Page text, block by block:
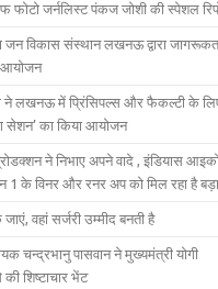
जर्नलिस्ट पंकज जोशी की स्पेशल
जन विकास संस्थान लखनऊ द्वारा
आयोजन
ने लखनऊ में प्रिंसिपल्स और फैकल्टी के
सेशन’ का किया आयोजन
ने निभाए अपने वादे , इंडियास
1 के विनर और रनर अप को मिल रहा है
वहां सर्जरी उम्मीद बनती है
चन्द्रभानु पासवान ने मुख्यमंत्री योगी
शिष्टाचार भेंट